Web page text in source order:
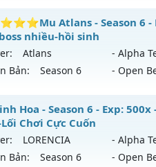
- Miễn phí 100%
mới ra tháng 08 2026 - Mở
7x - Drop: 1%
loại: Mu Nguyên bản Webzen
Bandicam Hack 100%
Atlans - Season 6 -
nhiều-hồi sinh
Atlans - Alpha
Bản:
Season 6 - Open
Atlans - free
mới ra tháng 08 2026 - Mở
500x - Drop: 20%
Hoa - Season 6 - Exp:
Chơi Cực Cuốn
LORENCIA - Alpha
Bản:
Season 6 - Open